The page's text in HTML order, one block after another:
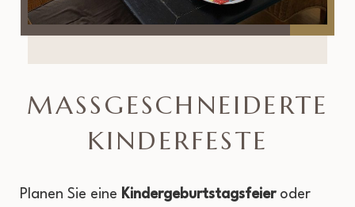
MASSGESCHNEIDERTE K
INDERFESTE
Planen Sie eine Kindergeburtstagsfeieroder